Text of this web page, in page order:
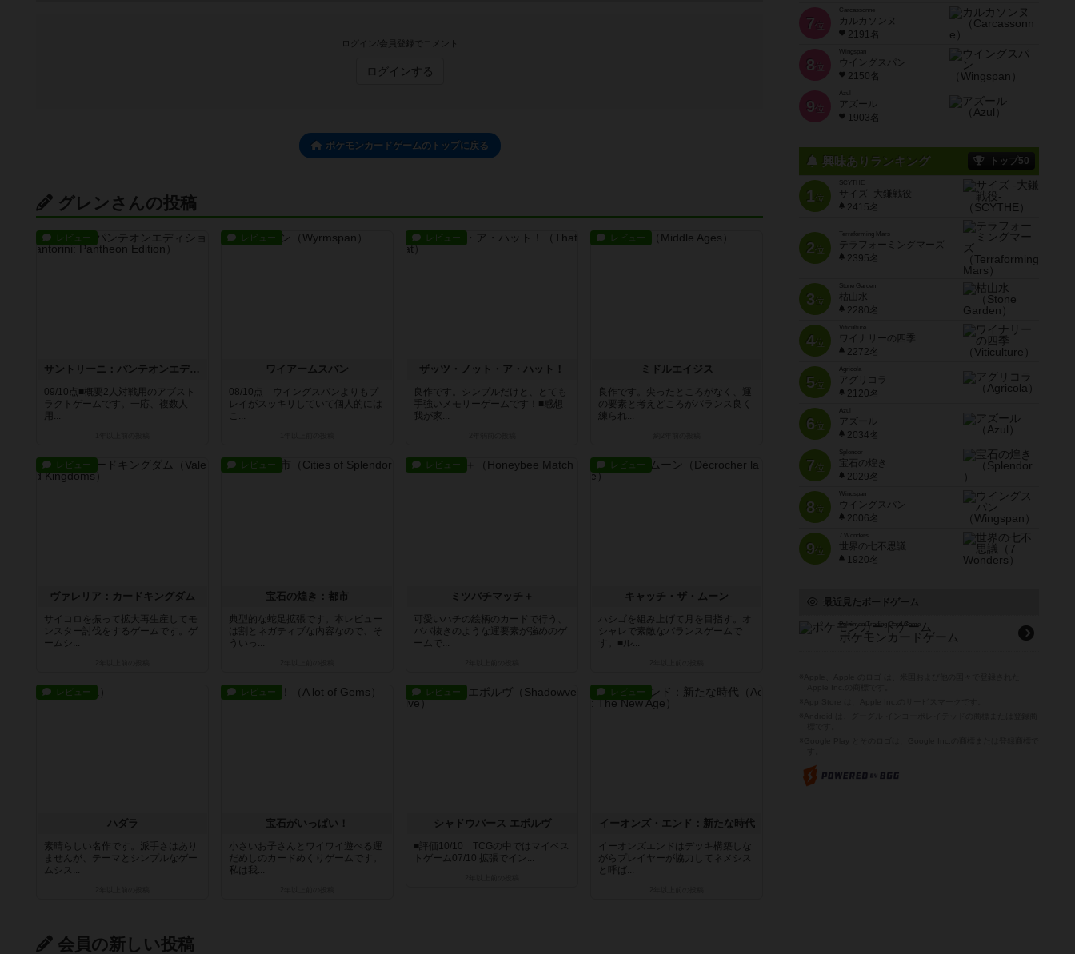
ログイン/会員登録でコメント
ログインする
ポケモンカードゲームのトップに戻る
グレンさんの投稿
レビュー
サントリーニ：パンテオンエディション
09/10点■概要2人対戦用のアブスト
ラクトゲームです。一応、複数人
用...
レビュー
ワイアームスパン
08/10点 ウイングスパンよりもプ
レイがスッキリしていて個人的には
こ...
レビュー
ザッツ・ノット・ア・ハット！
良作です。シンプルだけと、とても
手強いメモリーゲームです！■感想
我が家...
レビュー
ミドルエイジス
良作です。尖ったところがなく、運
の要素と考えどころがバランス良く
練られ...
レビュー
ヴァレリア：カードキングダム
サイコロを振って拡大再生産してモ
ンスター討伐をするゲームです。ゲ
ームシ...
レビュー
宝石の煌き：都市
典型的な蛇足拡張です。本レビュー
は割とネガティブな内容なので、そ
ういっ...
レビュー
ミツバチマッチ＋
可愛いハチの絵柄のカードで行う、
ババ抜きのような運要素が強めのゲ
ームで...
レビュー
キャッチ・ザ・ムーン
ハシゴを組み上げて月を目指す。オ
シャレで素敵なバランスゲームで
す。■ル...
レビュー
ハダラ
素晴らしい名作です。派手さはあり
ませんが、テーマとシンプルなゲー
ムシス...
レビュー
宝石がいっぱい！
小さいお子さんとワイワイ遊べる運
だめしのカードめくりゲームです。
私は我...
レビュー
シャドウバース エボルヴ
■評価10/10 TCGの中ではマイベス
トゲーム07/10 拡張でイン...
レビュー
イーオンズ・エンド：新たな時代
イーオンズエンドはデッキ構築しな
がらプレイヤーが協力してネメシス
と呼ば...
会員の新しい投稿
7 位
Carcassonne
カルカソンヌ
2191名
8 位
Wingspan
ウイングスパン
2150名
9 位
Azul
アズール
1903名
興味ありランキング トップ50
1位
SCYTHE
サイズ -大鎌戦役-
2415名
2位
Terraforming Mars
テラフォーミングマーズ
2395名
3位
Stone Garden
枯山水
2280名
4位
Viticulture
ワイナリーの四季
2272名
5位
Agricola
アグリコラ
2120名
6位
Azul
アズール
2034名
7位
宝石の煌き
2029名
8位
Wingspan
ウイングスパン
2006名
9位
7 Wonders
世界の七不思議
1920名
最近見たボードゲーム
Pokémon Trading Card Game
ポケモンカードゲーム